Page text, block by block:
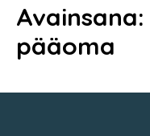
Avainsana:
pääoma